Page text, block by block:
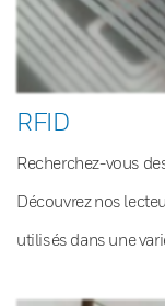
RFID
Recherchez-vous
Découvrez nos
utilisés dans une